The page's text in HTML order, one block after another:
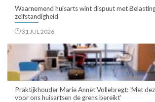
Waarnemend huisarts wint dispuut met
zelfstandigheid
31 JUL 2026
Praktijkhouder Marie Annet Vollebregt: ‘Met
voor ons huisartsen de grens bereikt’